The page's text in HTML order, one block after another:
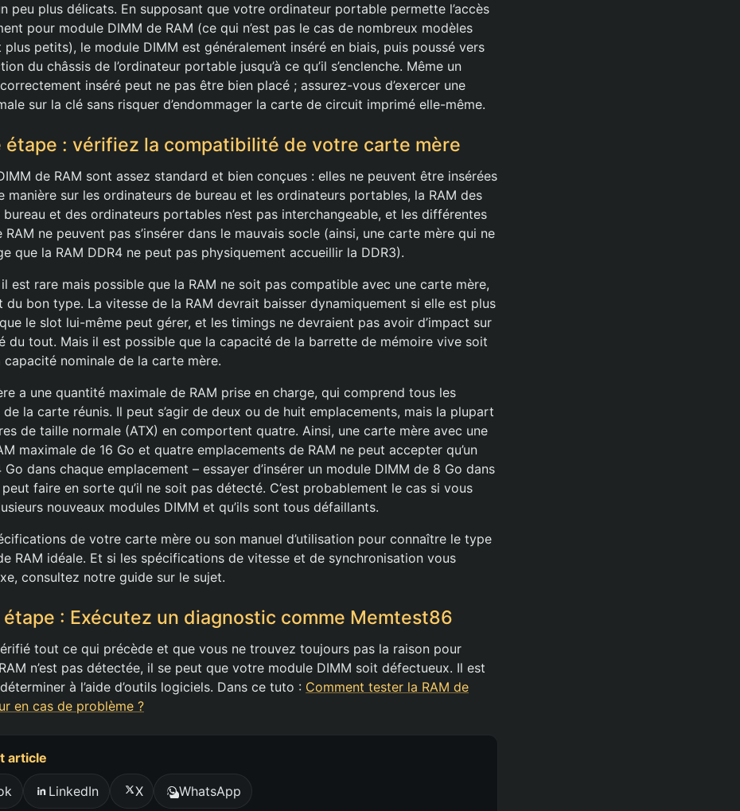
peu plus délicats. En supposant que votre ordinateur portable permette l’accès
pour module DIMM de RAM (ce qui n’est pas le cas de nombreux modèles
plus petits), le module DIMM est généralement inséré en biais, puis poussé vers
du châssis de l’ordinateur portable jusqu’à ce qu’il s’enclenche. Même un
inséré peut ne pas être bien placé ; assurez-vous d’exercer une
sur la clé sans risquer d’endommager la carte de circuit imprimé elle-même.
étape : vérifiez la compatibilité de votre carte mère
de RAM sont assez standard et bien conçues : elles ne peuvent être insérées
manière sur les ordinateurs de bureau et les ordinateurs portables, la RAM des
et des ordinateurs portables n’est pas interchangeable, et les différentes
ne peuvent pas s’insérer dans le mauvais socle (ainsi, une carte mère qui ne
que la RAM DDR4 ne peut pas physiquement accueillir la DDR3).
est rare mais possible que la RAM ne soit pas compatible avec une carte mère,
du bon type. La vitesse de la RAM devrait baisser dynamiquement si elle est plus
le slot lui-même peut gérer, et les timings ne devraient pas avoir d’impact sur
du tout. Mais il est possible que la capacité de la barrette de mémoire vive soit
capacité nominale de la carte mère.
a une quantité maximale de RAM prise en charge, qui comprend tous les
la carte réunis. Il peut s’agir de deux ou de huit emplacements, mais la plupart
de taille normale (ATX) en comportent quatre. Ainsi, une carte mère avec une
maximale de 16 Go et quatre emplacements de RAM ne peut accepter qu’un
dans chaque emplacement – essayer d’insérer un module DIMM de 8 Go dans
peut faire en sorte qu’il ne soit pas détecté. C’est probablement le cas si vous
nouveaux modules DIMM et qu’ils sont tous défaillants.
de votre carte mère ou son manuel d’utilisation pour connaître le type
RAM idéale. Et si les spécifications de vitesse et de synchronisation vous
consultez notre guide sur le sujet.
étape : Exécutez un diagnostic comme Memtest86
tout ce qui précède et que vous ne trouvez toujours pas la raison pour
n’est pas détectée, il se peut que votre module DIMM soit défectueux. Il est
à l’aide d’outils logiciels. Dans ce tuto : Comment tester la RAM de
en cas de problème ?
article
LinkedIn X WhatsApp